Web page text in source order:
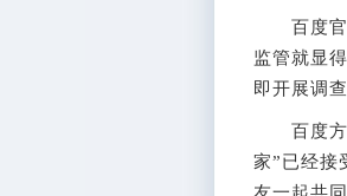
百度官方
监管就显
即开展调
百度方面
家”已经接
友一起共